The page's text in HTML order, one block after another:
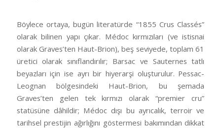
Böylece ortaya, bugün literatürde “1855 Crus Classés”
olarak bilinen yapı çıkar. Médoc kırmızıları (ve istisnai
olarak Graves’ten Haut-Brion), beş seviyede, toplam 61
üretici olarak sınıflandırılır; Barsac ve Sauternes tatlı
beyazları için ise ayrı bir hiyerarşi oluşturulur. Pessac-
Leognan bölgesindeki Haut-Brion, bu şemada
Graves’ten gelen tek kırmızı olarak “premier cru”
statüsüne dâhildir; Médoc dışı bu ayrıcalık, terroir ve
tarihsel prestijin ağırlığını göstermesi bakımından dikkat